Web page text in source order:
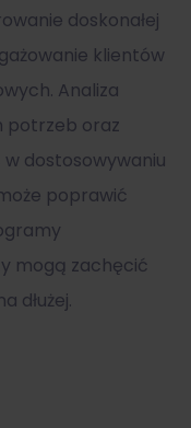
doskonałej
klientów
Analiza
potrzeb oraz
dostosowywaniu
poprawić
mogą zachęcić
dłużej.